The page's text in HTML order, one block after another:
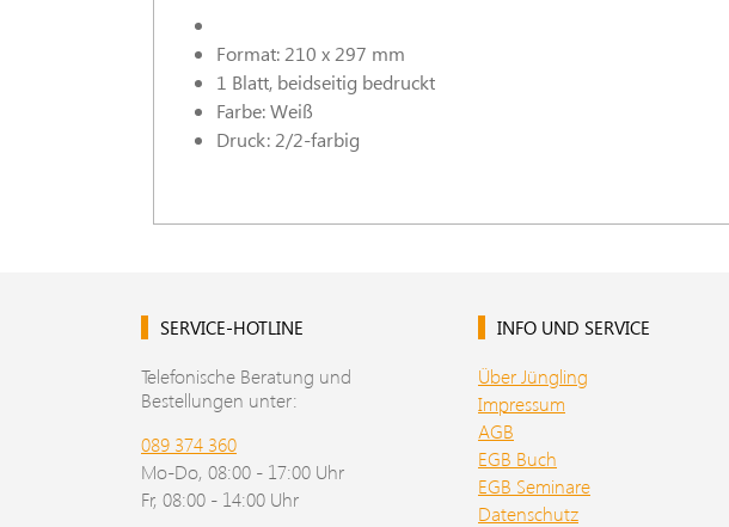
Format: 210 x 297 mm
1 Blatt, beidseitig bedruckt
Farbe: Weiß
Druck: 2/2-farbig
SERVICE-HOTLINE
Telefonische Beratung und
Bestellungen unter:
089 374 360
Mo-Do, 08:00 - 17:00 Uhr
Fr, 08:00 - 14:00 Uhr
INFO UND SERVICE
Über Jüngling
Impressum
AGB
EGB Buch
EGB Seminare
Datenschutz